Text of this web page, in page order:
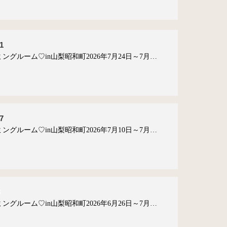
ングルーム♡in山梨昭和町2026年7月24日～7月…
ングルーム♡in山梨昭和町2026年7月10日～7月…
ングルーム♡in山梨昭和町2026年6月26日～7月…